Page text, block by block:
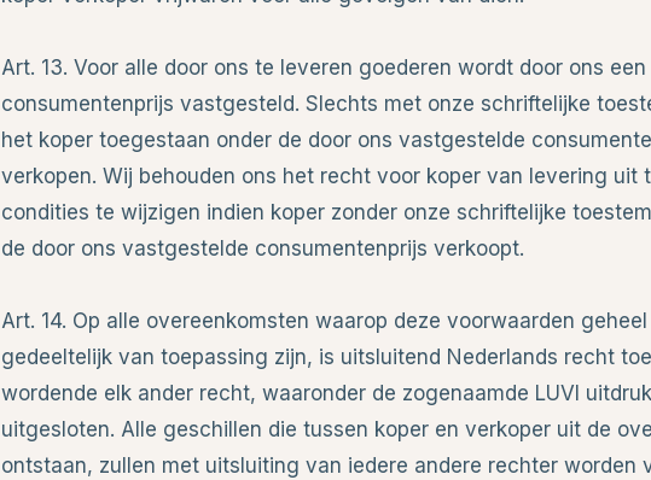
Art. 13. Voor alle door ons te leveren goederen wordt door ons een
consumentenprijs vastgesteld. Slechts met onze schriftelijke
het koper toegestaan onder de door ons vastgestelde
verkopen. Wij behouden ons het recht voor koper van levering uit
condities te wijzigen indien koper zonder onze schriftelijke
de door ons vastgestelde consumentenprijs verkoopt.
Art. 14. Op alle overeenkomsten waarop deze voorwaarden
gedeeltelijk van toepassing zijn, is uitsluitend Nederlands recht
wordende elk ander recht, waaronder de zogenaamde LUVI
uitgesloten. Alle geschillen die tussen koper en verkoper uit de
ontstaan, zullen met uitsluiting van iedere andere rechter worden